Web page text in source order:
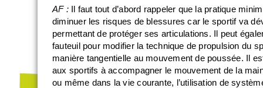
AF :Il faut tout d’abord rappeler que la pratique
diminuer les risques de blessures car le sportif va
permettant de protéger ses articulations. Il peut
fauteuil pour modifier la technique de propulsion du
manière tangentielle au mouvement de poussée. Il
aux sportifs à accompagner le mouvement de la
ou même dans la vie courante, l’utilisation de